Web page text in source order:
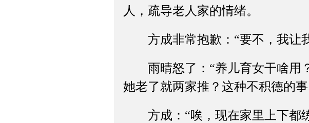
人，疏导老人家的情绪。
方成非常抱歉：“要不，我让
雨晴怒了：“养儿育女干啥用？
她老了就两家推？这种不积德的
方成：“唉，现在家里上下都